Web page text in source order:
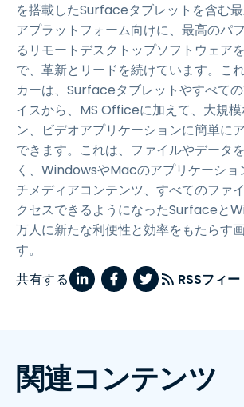
を搭載したSurfaceタブレットを含む
アプラットフォーム向けに、最高のパ
るリモートデスクトップソフトウェア
で、革新とリードを続けています。こ
カーは、Surfaceタブレットやすべて
イスから、MS Officeに加えて、大規
ン、ビデオアプリケーションに簡単に
できます。これは、ファイルやデータ
く、WindowsやMacのアプリケーショ
チメディアコンテンツ、すべてのファ
クセスできるようになったSurfaceと
万人に新たな利便性と効率をもたらす
す。
共有する
RSSフィー
関連コンテンツ